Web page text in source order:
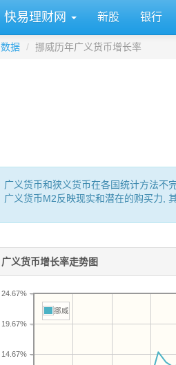
快易理财网 新股 银行
数据 挪威历年广义货币增长率
广义货币和狭义货币在各国统计方法不
广义货币M2反映现实和潜在的购买力,
广义货币增长率走势图
14.67%
19.67%
24.67%
挪威